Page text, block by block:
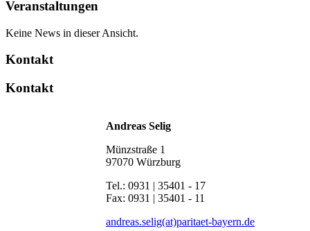
Veranstaltungen
Keine News in dieser Ansicht.
Kontakt
Kontakt
Andreas Selig
Münzstraße 1
97070 Würzburg
Tel.: 0931 | 35401 - 17
Fax: 0931 | 35401 - 11
andreas.selig(at)paritaet-bayern.de